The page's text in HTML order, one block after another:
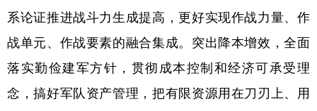
系论证推进战斗力生成提高，更好实现作战力量、作
战单元、作战要素的融合集成。突出降本增效，全面
落实勤俭建军方针，贯彻成本控制和经济可承受理
念，搞好军队资产管理，把有限资源用在刀刃上、用